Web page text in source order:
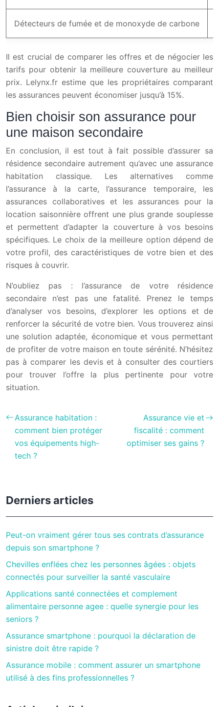
Détecteurs de fumée et de monoxyde de carbone
Il est crucial de comparer les offres et de négocier les
tarifs pour obtenir la meilleure couverture au meilleur
prix. Lelynx.fr estime que les propriétaires comparant
les assurances peuvent économiser jusqu’à 15%.
Bien choisir son assurance pour
une maison secondaire
En conclusion, il est tout à fait possible d’assurer sa
résidence secondaire autrement qu’avec une assurance
habitation classique. Les alternatives comme
l’assurance à la carte, l’assurance temporaire, les
assurances collaboratives et les assurances pour la
location saisonnière offrent une plus grande souplesse
et permettent d’adapter la couverture à vos besoins
spécifiques. Le choix de la meilleure option dépend de
votre profil, des caractéristiques de votre bien et des
risques à couvrir.
N’oubliez pas : l’assurance de votre résidence
secondaire n’est pas une fatalité. Prenez le temps
d’analyser vos besoins, d’explorer les options et de
renforcer la sécurité de votre bien. Vous trouverez ainsi
une solution adaptée, économique et vous permettant
de profiter de votre maison en toute sérénité. N’hésitez
pas à comparer les devis et à consulter des courtiers
pour trouver l’offre la plus pertinente pour votre
situation.
Assurance habitation :
comment bien protéger
vos équipements high-
tech ?
Assurance vie et
fiscalité : comment
optimiser ses gains ?
Derniers articles
Peut-on vraiment gérer tous ses contrats d’assurance
depuis son smartphone ?
Chevilles enflées chez les personnes âgées : objets
connectés pour surveiller la santé vasculaire
Applications santé connectées et complement
alimentaire personne agee : quelle synergie pour les
seniors ?
Assurance smartphone : pourquoi la déclaration de
sinistre doit être rapide ?
Assurance mobile : comment assurer un smartphone
utilisé à des fins professionnelles ?